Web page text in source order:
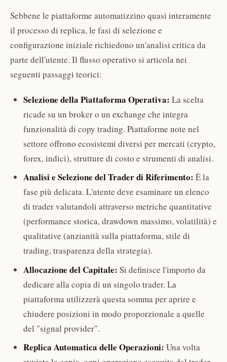
Sebbene le piattaforme automatizzino quasi interamente
il processo di replica, le fasi di selezione e
configurazione iniziale richiedono un'analisi critica da
parte dell'utente. Il flusso operativo si articola nei
seguenti passaggi teorici:
Selezione della Piattaforma Operativa: La scelta
ricade su un broker o un exchange che integra
funzionalità di copy trading. Piattaforme note nel
settore offrono ecosistemi diversi per mercati (crypto,
forex, indici), strutture di costo e strumenti di analisi.
Analisi e Selezione del Trader di Riferimento: È la
fase più delicata. L'utente deve esaminare un elenco
di trader valutandoli attraverso metriche quantitative
(performance storica, drawdown massimo, volatilità) e
qualitative (anzianità sulla piattaforma, stile di
trading, trasparenza della strategia).
Allocazione del Capitale: Si definisce l'importo da
dedicare alla copia di un singolo trader. La
piattaforma utilizzerà questa somma per aprire e
chiudere posizioni in modo proporzionale a quelle
del "signal provider".
Replica Automatica delle Operazioni: Una volta